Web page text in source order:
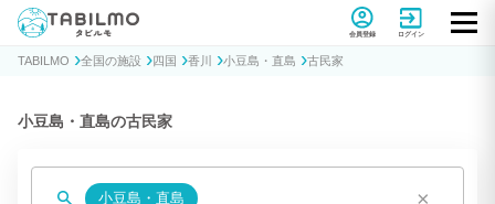
貸別荘コテージ・一棟貸し宿泊予約サイトTABILMO(タビルモ)
会員登録 ログイン
TABILMO 全国の施設 四国 香川 小豆島・直島 古民家
小豆島・直島の古民家
小豆島・直島 ×